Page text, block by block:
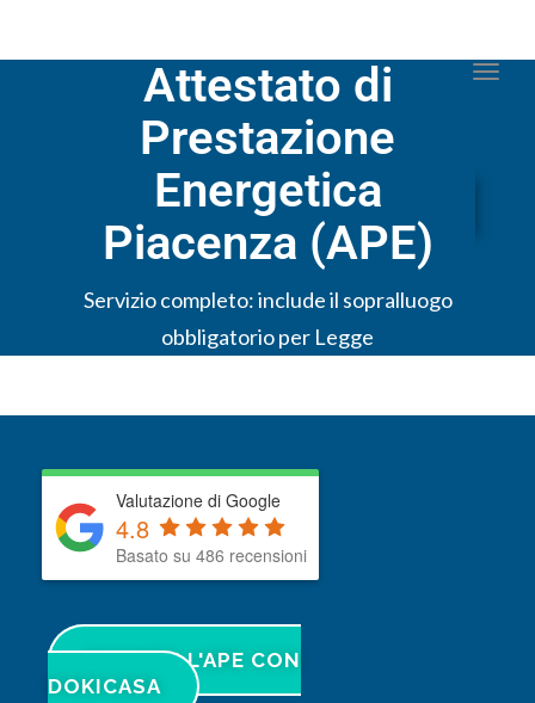
Attestato di
Prestazione
Energetica
Piacenza (APE)
Servizio completo: include il sopralluogo
obbligatorio per Legge
Valutazione di Google
4.8
Basato su 486 recensioni
RICHIEDI L'APE CON
DOKICASA